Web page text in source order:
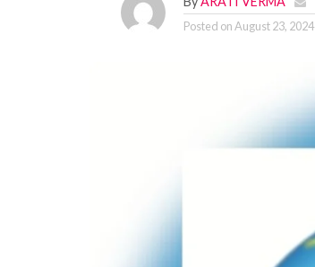
Posted onAugust 23, 2024